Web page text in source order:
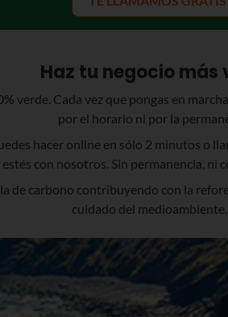
Haz tu negocio más
verde. Cada vez que pongas en
por el horario ni por la
hacer online en sólo 2 minutos o
con nosotros. Sin permanencia, ni
de carbono contribuyendo con la
cuidado del